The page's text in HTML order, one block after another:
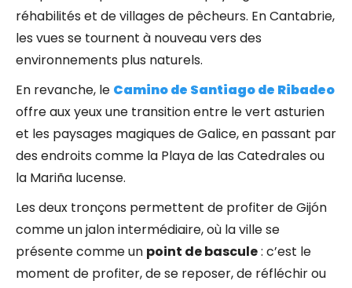
réhabilités et de villages de pêcheurs. En Cantabrie,
les vues se tournent à nouveau vers des
environnements plus naturels.
En revanche, le Camino de Santiago de Ribadeo
offre aux yeux une transition entre le vert asturien
et les paysages magiques de Galice, en passant par
des endroits comme la Playa de las Catedrales ou
la Mariña lucense.
Les deux tronçons permettent de profiter de Gijón
comme un jalon intermédiaire, où la ville se
présente comme un point de bascule: c’est le
moment de profiter, de se reposer, de réfléchir ou